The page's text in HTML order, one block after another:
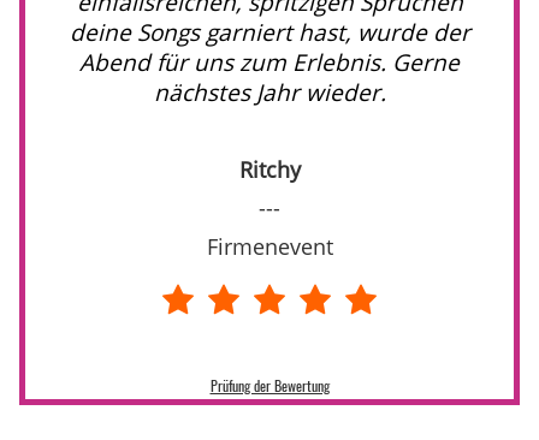
deine Songs garniert hast, wurde der
Abend für uns zum Erlebnis. Gerne
nächstes Jahr wieder.
Ritchy
---
Firmenevent
Prüfung der Bewertung